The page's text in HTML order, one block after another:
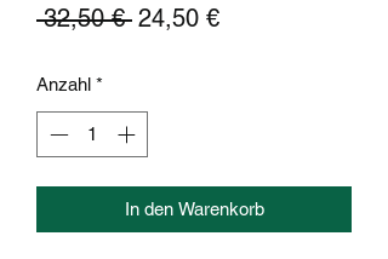
32,50 € Standardpreis
24,50 €Sale-
Anzahl *
In den Warenkorb